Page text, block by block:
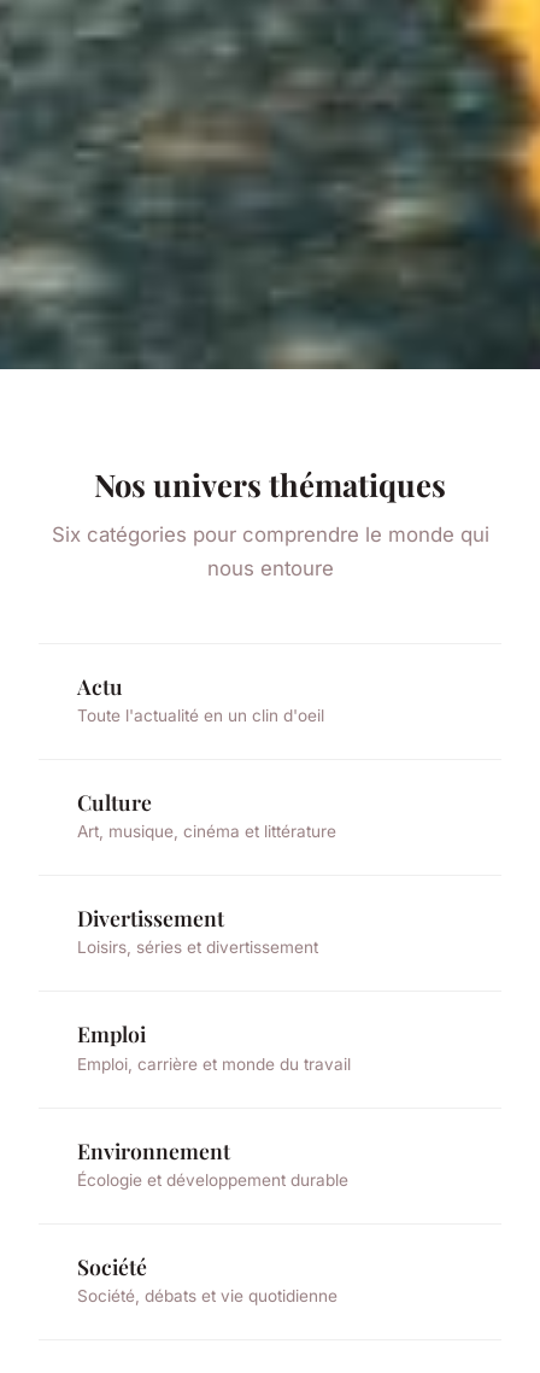
Nos univers thématiques
Six catégories pour comprendre le monde qui
nous entoure
Actu
Toute l'actualité en un clin d'oeil
Culture
Art, musique, cinéma et littérature
Divertissement
Loisirs, séries et divertissement
Emploi
Emploi, carrière et monde du travail
Environnement
Écologie et développement durable
Société
Société, débats et vie quotidienne